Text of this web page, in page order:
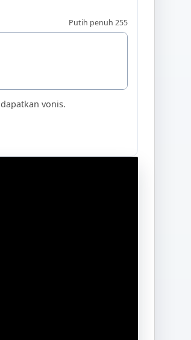
Putih penuh 255
vonis.